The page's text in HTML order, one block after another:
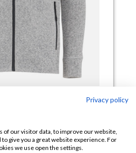
EVEREST
Privacy policy
of our visitor data, to improve our website,
give you a great website experience. For
we use open the settings.